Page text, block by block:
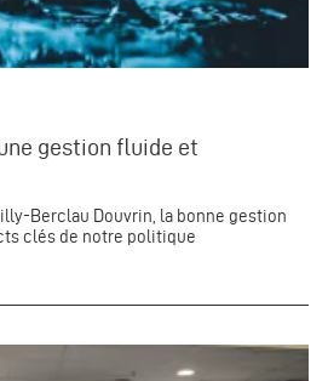
gestion fluide et
Berclau Douvrin, la bonne gestion
clés de notre politique